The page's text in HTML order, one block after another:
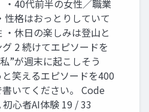
・40代前半の女性／職業
性格はおっとりしていて
・休日の楽しみは登山と
2 続けてエピソードを
”が週末に起こしそう
笑えるエピソードを400
いてください。 Code
初⼼者AI体験 19 / 33